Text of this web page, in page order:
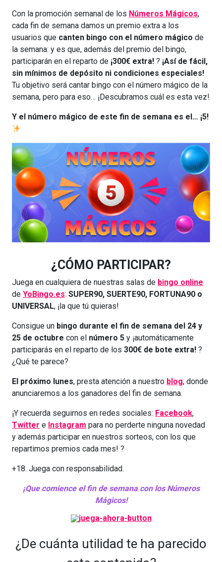
Con la promoción semanal de los Números Mágicos,
cada fin de semana damos un premio extra a los
usuarios que canten bingo con el número mágico de
la semana: y es que, además del premio del bingo,
participarán en el reparto de ¡300€ extra! ? ¡Así de fácil,
sin mínimos de depósito ni condiciones especiales!
Tu objetivo será cantar bingo con el número mágico de la
semana, pero para eso… ¡Descubramos cuál es esta vez!
Y el número mágico de este fin de semana es el… ¡5!
¿CÓMO PARTICIPAR?
Juega en cualquiera de nuestras salas de bingo online
de YoBingo.es: SUPER90, SUERTE90, FORTUNA90 o
UNIVERSAL, ¡la que tú quieras!
Consigue un bingo durante el fin de semana del 24 y
25 de octubre con el número 5 y ¡automáticamente
participarás en el reparto de los 300€ de bote extra! ?
¿Qué te parece?
El próximo lunes, presta atención a nuestro blog, donde
anunciaremos a los ganadores del fin de semana.
¡Y recuerda seguirnos en redes sociales: Facebook,
Twitter e Instagram para no perderte ninguna novedad
y además participar en nuestros sorteos, con los que
repartimos premios cada mes! ?
+18. Juega con responsabilidad.
¡Que comience el fin de semana con los Números
Mágicos!
¿De cuánta utilidad te ha parecido